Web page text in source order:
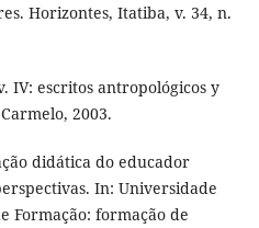
Horizontes, Itatiba, v. 34, n.
IV: escritos antropológicos y
2003.
didática do educador
In: Universidade
Formação: formação de